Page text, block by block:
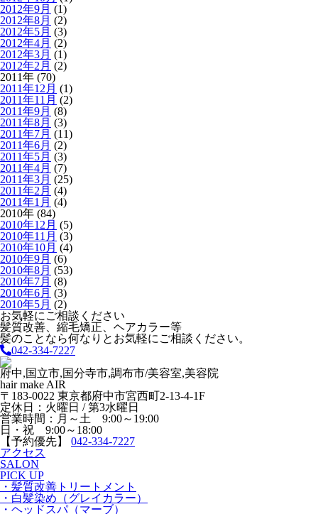
2012年9月 (1)
2012年8月 (2)
2012年5月 (3)
2012年4月 (2)
2012年3月 (1)
2012年2月 (2)
2011年 (70)
2011年12月 (1)
2011年11月 (2)
2011年9月 (8)
2011年8月 (3)
2011年7月 (11)
2011年6月 (2)
2011年5月 (3)
2011年4月 (7)
2011年3月 (25)
2011年2月 (4)
2011年1月 (4)
2010年 (84)
2010年12月 (5)
2010年11月 (3)
2010年10月 (4)
2010年9月 (6)
2010年8月 (53)
2010年7月 (8)
2010年6月 (3)
2010年5月 (2)
お気軽にご相談ください
髪質改善、縮毛矯正、ヘアカラー等
髪のことなら何なりとお気軽にご相談ください。
042-334-7227
府中,国立市,国分寺市,調布市/美容室,美容院
hair make AIR
〒183-0022 東京都府中市宮西町2-13-4-1F
定休日：火曜日 / 第3水曜日
営業時間：月～土 9:00～19:00
日・祝 9:00～18:00
【予約優先】 042-334-7227
アクセス
SALON
PICK UP
・髪質改善トリートメント
・白髪染め（グレイカラー）
・ヘッドスパ（マーブ）